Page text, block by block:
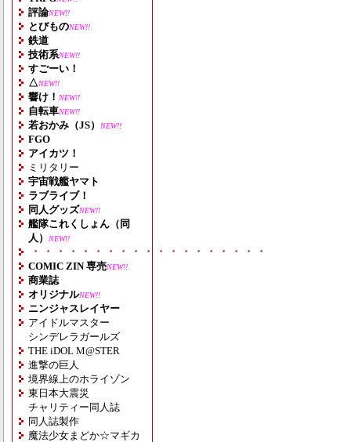
評論NEW!!
とびものNEW!!
鉄道
技術系NEW!!
すごーい！
△NEW!!
響け！ NEW!!
自転車NEW!!
若おかみ（JS） NEW!!
FGO
アイカツ！
ミリタリー
宇宙戦艦ヤマト
ラブライブ！
同人グッズNEW!!
艦隊これくしょん（同
人）
NEW!!
・・・・・・・・・・・・・・・・・・・
COMIC ZIN 専売NEW!!
商業誌
オリジナルNEW!!
ニンジャスレイヤー
アイドルマスター
シンデレラガールズ
THE iDOL M@STER
進撃の巨人
境界線上のホライゾン
東日本大震災
チャリティー同人誌
同人誌製作
魔法少女まどか☆マギカ